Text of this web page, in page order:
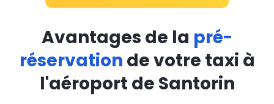
Avantages de la pré-
réservation de votre taxi à
l'aéroport de Santorin